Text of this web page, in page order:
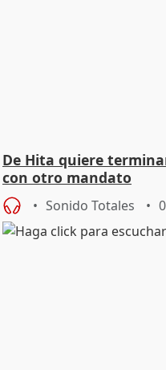
De Hita quiere
con otro mandato
Sonido Totales